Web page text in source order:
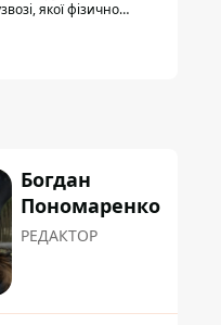
якої фізично
Богдан
Пономаренко
РЕДАКТОР